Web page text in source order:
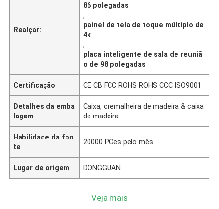
Realçar:
86 polegadas
,
painel de tela de toque múltiplo de
4k
,
placa inteligente de sala de reuniã
o de 98 polegadas
Certificação CE CB FCC ROHS ROHS CCC ISO9001
Detalhes da emba
lagem
Caixa, cremalheira de madeira & caixa
de madeira
Habilidade da fon
te
20000 PCes pelo mês
Lugar de origem DONGGUAN
Veja mais